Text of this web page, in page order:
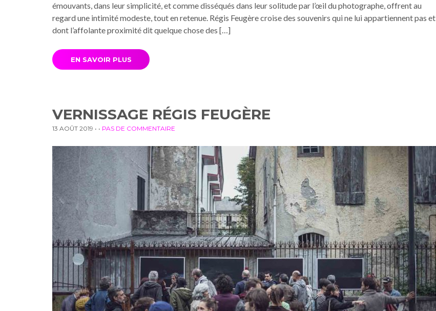
émouvants, dans leur simplicité, et comme disséqués dans leur solitude par l’œil du photographe, offrent au
regard une intimité modeste, tout en retenue. Régis Feugère croise des souvenirs qui ne lui appartiennent pas et
dont l’affolante proximité dit quelque chose des […]
EN SAVOIR PLUS
VERNISSAGE RÉGIS FEUGÈRE
13 AOÛT 2019 • • PAS DE COMMENTAIRE